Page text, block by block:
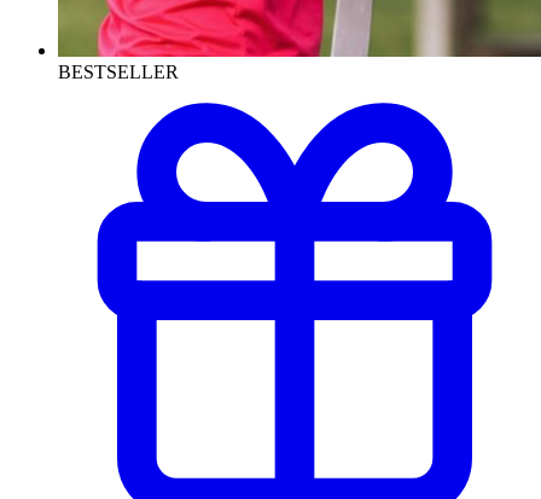
BESTSELLER